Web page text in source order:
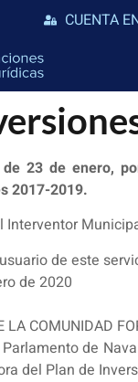
CUENTA
23 de enero,
2017-2019.
Interventor
de este
de 2020
LA COMUNIDAD
de
del Plan de